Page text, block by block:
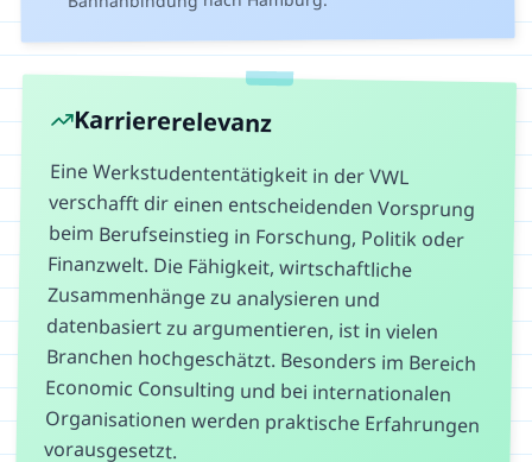
Karriererelevanz
Eine Werkstudententätigkeit in der VWL
verschafft dir einen entscheidenden Vorsprung
beim Berufseinstieg in Forschung, Politik oder
Finanzwelt. Die Fähigkeit, wirtschaftliche
Zusammenhänge zu analysieren und
datenbasiert zu argumentieren, ist in vielen
Branchen hochgeschätzt. Besonders im Bereich
Economic Consulting und bei internationalen
Organisationen werden praktische Erfahrungen
vorausgesetzt.